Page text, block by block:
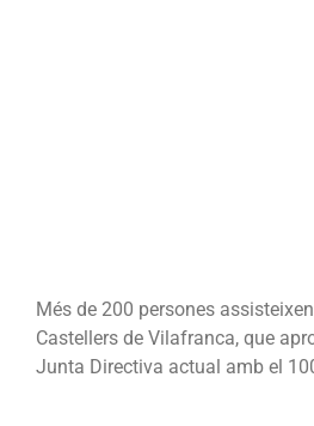
Més de 200 persones
Castellers de Vilafranca, que
Junta Directiva actual amb el